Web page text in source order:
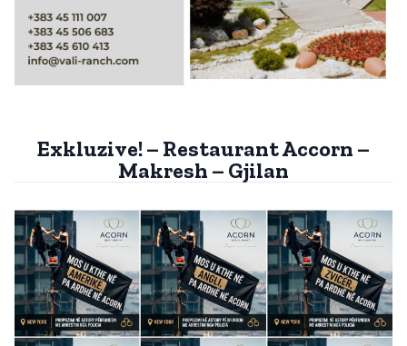
Exkluzive! – Restaurant Accorn –
Makresh – Gjilan